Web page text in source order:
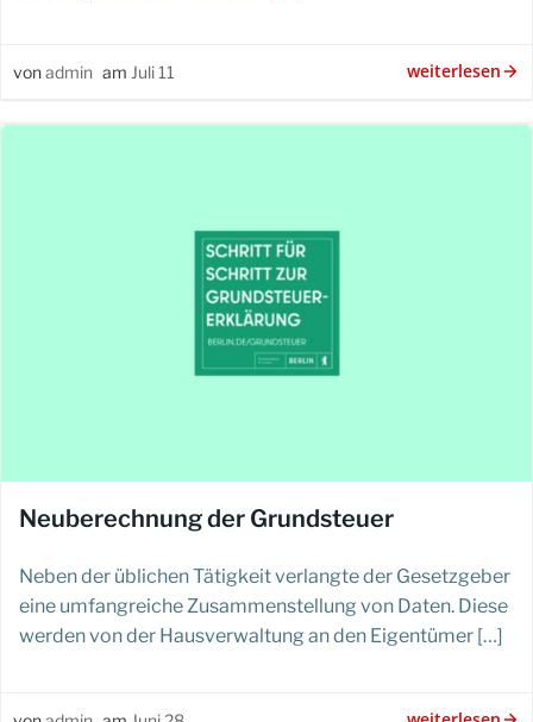
vonadmin am Juli 11 weiterlesen
Neuberechnung der Grundsteuer
Neben der üblichen Tätigkeit verlangte der Gesetzgeber
eine umfangreiche Zusammenstellung von Daten. Diese
werden von der Hausverwaltung an den Eigentümer […]